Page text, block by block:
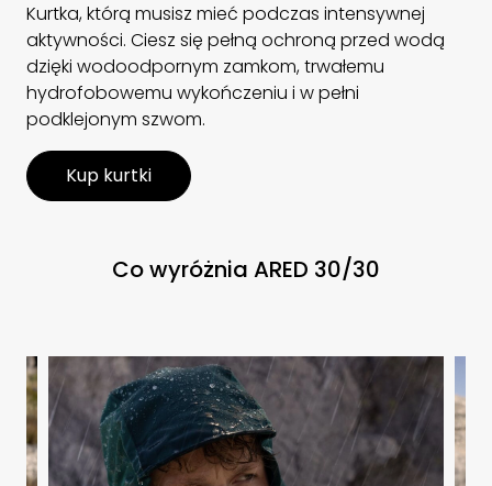
Kurtka, którą musisz mieć podczas intensywnej
aktywności. Ciesz się pełną ochroną przed wodą
dzięki wodoodpornym zamkom, trwałemu
hydrofobowemu wykończeniu i w pełni
podklejonym szwom.
Kup kurtki
Co wyróżnia ARED 30/30